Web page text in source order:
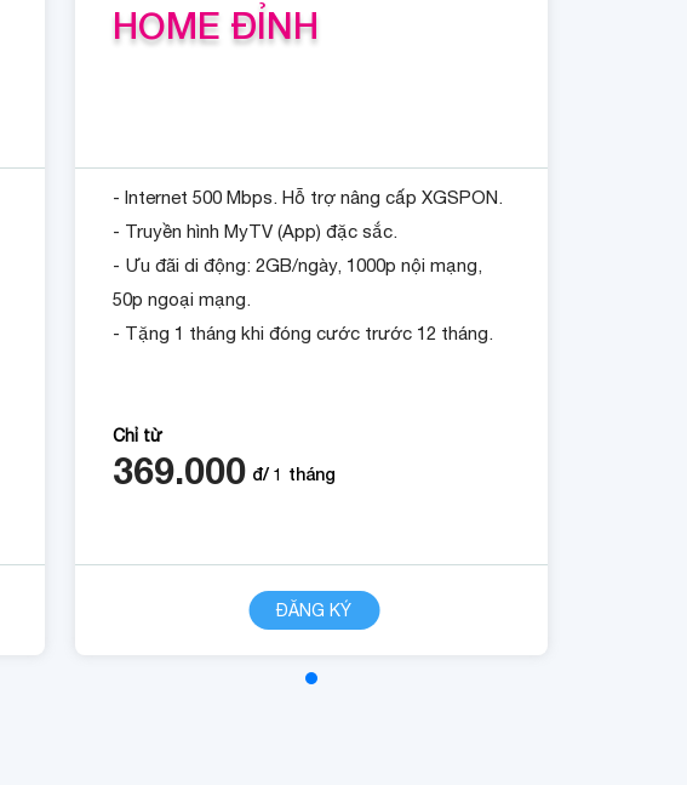
HOME ĐỈNH
- Internet 500 Mbps. Hỗ trợ nâng cấp XGSPON.
- Truyền hình MyTV (App) đặc sắc.
- Ưu đãi di động: 2GB/ngày, 1000p nội mạng,
50p ngoại mạng.
- Tặng 1 tháng khi đóng cước trước 12 tháng.
Chỉ từ
369.000 đ/1 tháng
ĐĂNG KÝ